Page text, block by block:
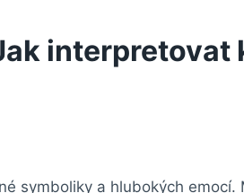
interpretovat
symboliky a hlubokých emocí.